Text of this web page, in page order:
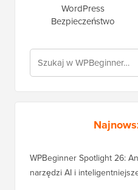
WordPress
Bezpieczeństwo
WPBeginner Spotlight 26:
narzędzi AI i